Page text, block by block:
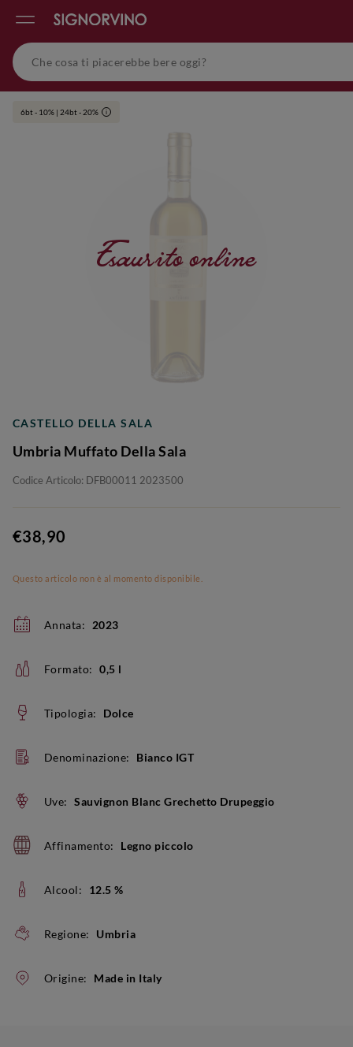
6bt - 10% | 24bt - 20% i
Esaurito online
CASTELLO DELLA SALA
Umbria Muffato Della Sala
Codice Articolo: DFB00011 2023500
€38,90
Questo articolo non è al momento disponibile.
Annata: 2023
Formato: 0,5 l
Tipologia: Dolce
Denominazione: Bianco IGT
Uve: Sauvignon Blanc Grechetto Drupeggio
Affinamento: Legno piccolo
Alcool: 12.5 %
Regione: Umbria
Origine: Made in Italy